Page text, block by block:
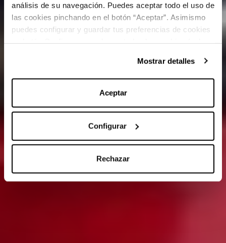
análisis de su navegación. Puedes aceptar todo el uso de
las cookies pinchando en el botón “Aceptar”. Asimismo
puedes configurar y guardar tus preferencias de cookies
información sobre el uso de cookies y sus derechos vea
nuestraPolítica de Cookies.
Mostrar detalles
Aceptar
Configurar
Rechazar